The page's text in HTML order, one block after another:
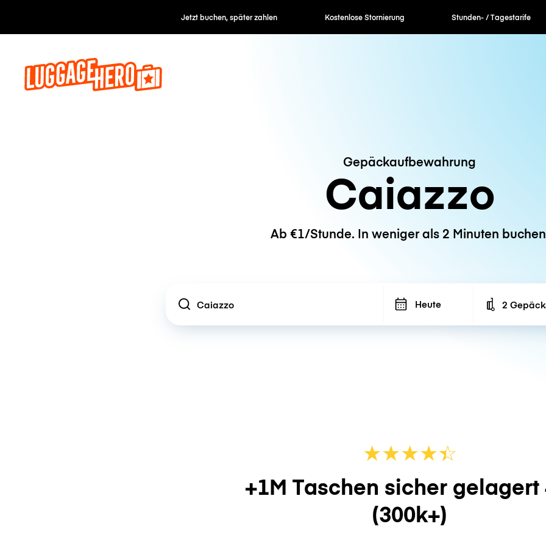
Jetzt buchen, später zahlen Kostenlose Stornierung Stunden- / Tagestarife
Gepäckaufbewahrung
Caiazzo
Ab €1/Stunde. In weniger als 2 Minuten
Location Heute Number of
2
★★★★☆
★
+1M Taschen sicher gelagert
(300k+)